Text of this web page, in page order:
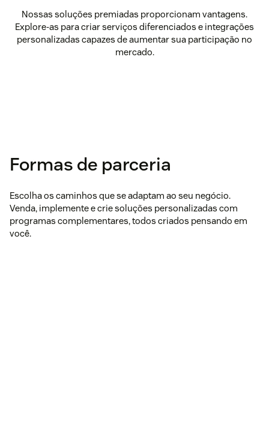
Nossas soluções premiadas proporcionam vantagens.
Explore-as para criar serviços diferenciados e integrações
personalizadas capazes de aumentar sua participação no
mercado.
Formas de parceria
Escolha os caminhos que se adaptam ao seu negócio.
Venda, implemente e crie soluções personalizadas com
programas complementares, todos criados pensando em
você.